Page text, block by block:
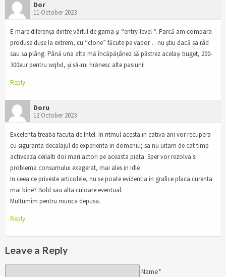
Dor
11 October 2023
E mare diferența dintre vârful de gama și “entry-level “. Parcă am compara
produse duse la extrem, cu “clone” făcute pe vapor… nu știu dacă sa râd
sau sa plâng. Până una alta mă încăpățânez să păstrez același buget, 200-
300eur pentru wqhd, și să-mi hrănesc alte pasiuni!
Reply
Doru
12 October 2023
Excelenta treaba facuta de Intel. In ritmul acesta in cativa ani vor recupera
cu siguranta decalajul de experienta in domeniu; sa nu uitam de cat timp
activeaza ceilalti doi mari actori pe aceasta piata. Sper vor rezolva si
problema consumului exagerat, mai ales in idle
In ceea ce priveste articolele, nu se poate evidentia in grafice placa curenta
mai bine? Bold sau alta culoare eventual.
Multumim pentru munca depusa.
Reply
Leave a Reply
Name*